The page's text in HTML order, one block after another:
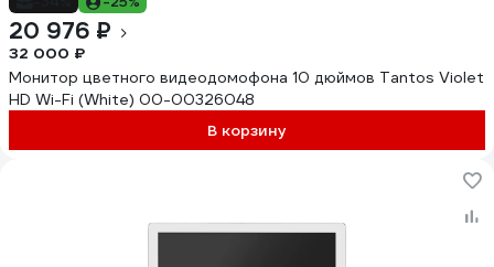
20 976 ₽
32 000 ₽
Монитор цветного видеодомофона 10 дюймов Tantos Violet
HD Wi-Fi (White) 00-00326048
В корзину